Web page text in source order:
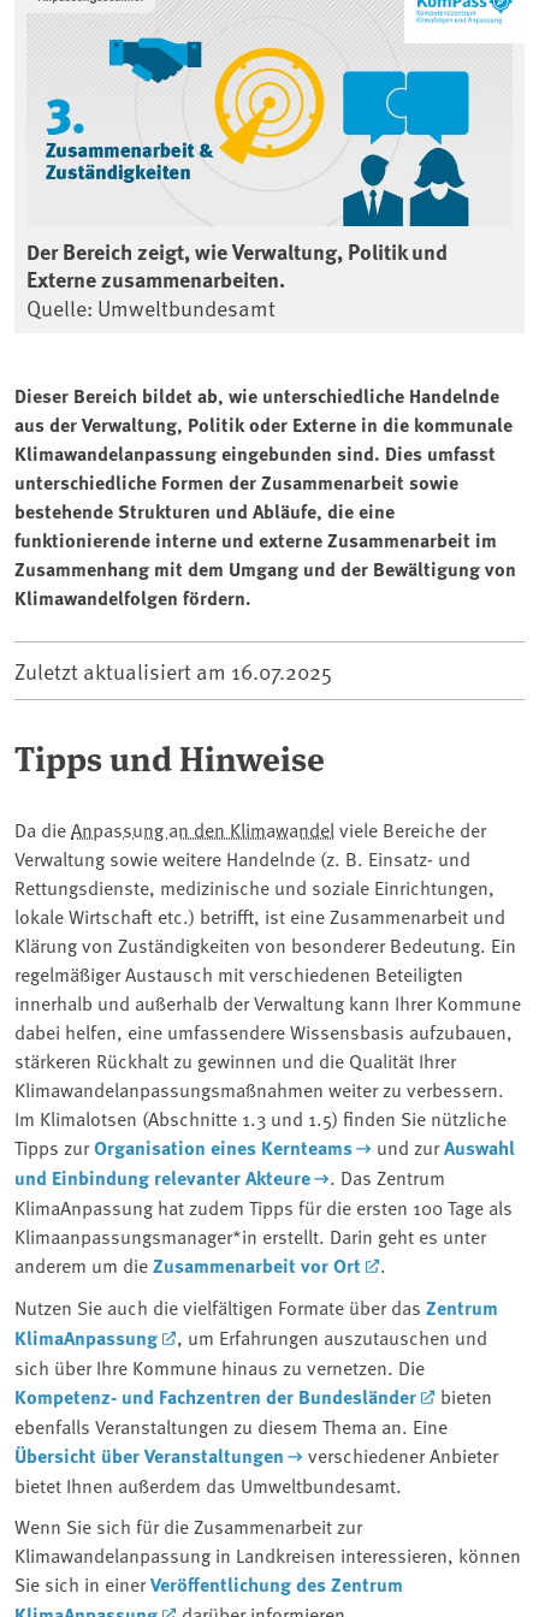
Der Bereich zeigt, wie Verwaltung, Politik und
Externe zusammenarbeiten.
Quelle: Umweltbundesamt
Dieser Bereich bildet ab, wie unterschiedliche Handelnde
aus der Verwaltung, Politik oder Externe in die kommunale
Klimawandelanpassung eingebunden sind. Dies umfasst
unterschiedliche Formen der Zusammenarbeit sowie
bestehende Strukturen und Abläufe, die eine
funktionierende interne und externe Zusammenarbeit im
Zusammenhang mit dem Umgang und der Bewältigung von
Klimawandelfolgen fördern.
Zuletzt aktualisiert am 16.07.2025
Tipps und Hinweise
Da dieAnpassung an den Klimawandel viele Bereiche der
Verwaltung sowie weitere Handelnde (z. B. Einsatz- und
Rettungsdienste, medizinische und soziale Einrichtungen,
lokale Wirtschaft etc.) betrifft, ist eine Zusammenarbeit und
Klärung von Zuständigkeiten von besonderer Bedeutung. Ein
regelmäßiger Austausch mit verschiedenen Beteiligten
innerhalb und außerhalb der Verwaltung kann Ihrer Kommune
dabei helfen, eine umfassendere Wissensbasis aufzubauen,
stärkeren Rückhalt zu gewinnen und die Qualität Ihrer
Klimawandelanpassungsmaßnahmen weiter zu verbessern.
Im Klimalotsen (Abschnitte 1.3 und 1.5) finden Sie nützliche
Tipps zurOrganisation eines Kernteams und zurAuswahl
und Einbindung relevanter Akteure
. Das Zentrum
KlimaAnpassung hat zudem Tipps für die ersten 100 Tage als
Klimaanpassungsmanager*in erstellt. Darin geht es unter
anderem um dieZusammenarbeit vor Ort
.
Nutzen Sie auch die vielfältigen Formate über das Zentrum
KlimaAnpassung
, um Erfahrungen auszutauschen und
sich über Ihre Kommune hinaus zu vernetzen. Die
Kompetenz- und Fachzentren der Bundesländer
bieten
ebenfalls Veranstaltungen zu diesem Thema an. Eine
Übersicht über Veranstaltungen
verschiedener Anbieter
bietet Ihnen außerdem das Umweltbundesamt.
Wenn Sie sich für die Zusammenarbeit zur
Klimawandelanpassung in Landkreisen interessieren, können
Sie sich in einerVeröffentlichung des Zentrum